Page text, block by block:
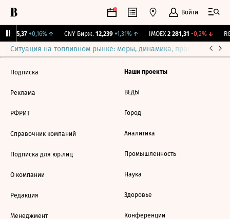
Войти
115,37 +0,16%↑ CNY Бирж. 12,239 +1,31%↑ IMOEX 2 281,31 -0,2%↓
Ситуация на топливном рынке: меры, динамика, прогнозы
Подписка
Реклама
РФРИТ
Справочник компаний
Подписка для юр.лиц
О компании
Редакция
Менеджмент
Наши проекты
ВЕДЫ
Город
Аналитика
Промышленность
Наука
Здоровье
Конференции